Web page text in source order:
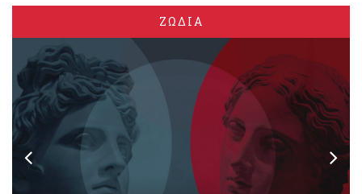
ΖΩΔΙΑ